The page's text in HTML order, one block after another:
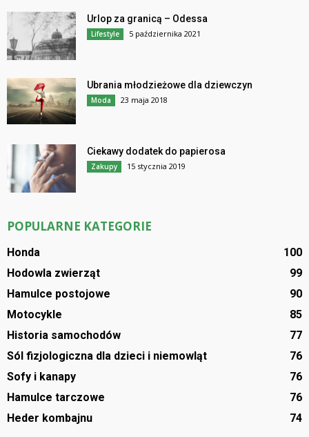
Urlop za granicą – Odessa
Lifestyle 5 października 2021
Ubrania młodzieżowe dla dziewczyn
Moda 23 maja 2018
Ciekawy dodatek do papierosa
Zakupy 15 stycznia 2019
POPULARNE KATEGORIE
Honda
100
Hodowla zwierząt
99
Hamulce postojowe
90
Motocykle
85
Historia samochodów
77
Sól fizjologiczna dla dzieci i niemowląt
76
Sofy i kanapy
76
Hamulce tarczowe
76
Heder kombajnu
74